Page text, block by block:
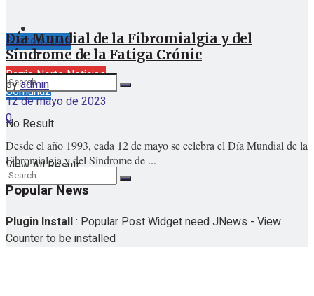
Buenos Aires
viernes, agosto 7, 2026
Barrio Norte Noticias
Comuna2
No Result
View All Result
No Result
Día Mundial de la Fibromialgia y del
Síndrome de la Fatiga Crónic
byadmin
12 de mayo de 2023
0
Desde el año 1993, cada 12 de mayo se celebra el Día Mundial de la
Fibromialgia y del Síndrome de ...
Popular News
Plugin Install: Popular Post Widget need JNews - View
Counter to be installed